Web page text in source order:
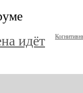
идёт